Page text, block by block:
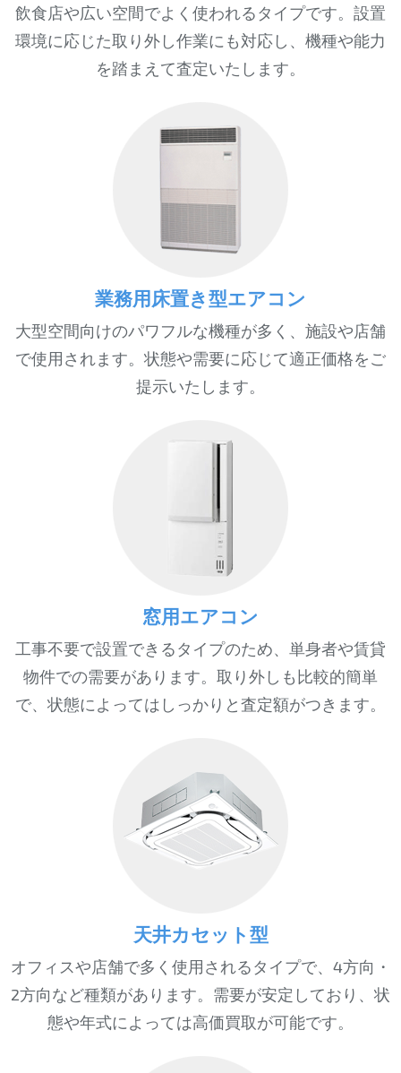
飲食店や広い空間でよく使われるタイプです。設置
環境に応じた取り外し作業にも対応し、機種や能力
を踏まえて査定いたします。
業務用床置き型エアコン
大型空間向けのパワフルな機種が多く、施設や店舗
で使用されます。状態や需要に応じて適正価格をご
提示いたします。
窓用エアコン
工事不要で設置できるタイプのため、単身者や賃貸
物件での需要があります。取り外しも比較的簡単
で、状態によってはしっかりと査定額がつきます。
天井カセット型
オフィスや店舗で多く使用されるタイプで、4方向・
2方向など種類があります。需要が安定しており、状
態や年式によっては高価買取が可能です。